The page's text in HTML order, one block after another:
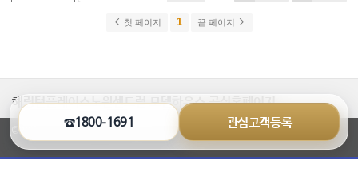
첫 페이지 1 끝 페이지
해링턴플레이스노원센트럴 모델하우스 공식홈페이지
©2026 visiontek.co.kr All Rights Reserved.
☎1800-1691 관심고객등록